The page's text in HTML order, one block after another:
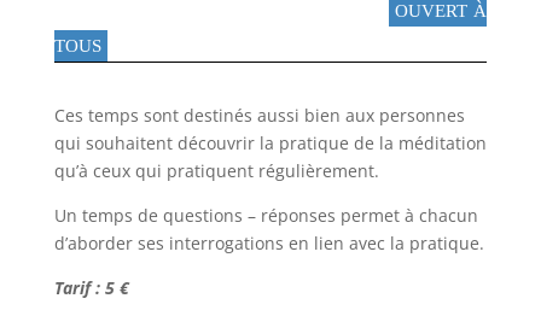
OUVERT À
TOUS
Ces temps sont destinés aussi bien aux personnes
qui souhaitent découvrir la pratique de la méditation
qu’à ceux qui pratiquent régulièrement.
Un temps de questions – réponses permet à chacun
d’aborder ses interrogations en lien avec la pratique.
Tarif : 5 €